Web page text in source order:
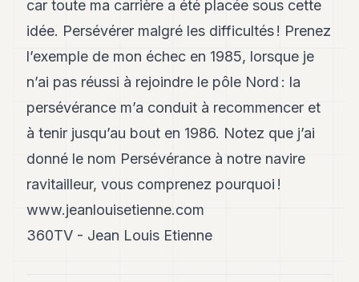
car toute ma carrière a été placée sous cette
idée. Persévérer malgré les difficultés ! Prenez
l’exemple de mon échec en 1985, lorsque je
n’ai pas réussi à rejoindre le pôle Nord : la
persévérance m’a conduit à recommencer et
à tenir jusqu’au bout en 1986. Notez que j’ai
donné le nom Persévérance à notre navire
ravitailleur, vous comprenez pourquoi !
www.jeanlouisetienne.com
360TV - Jean Louis Etienne